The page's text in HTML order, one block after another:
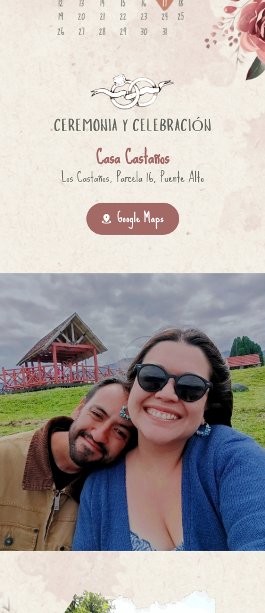
CEREMONIA Y CELEBRACIÓN
Casa Castaños
Los Castaños, Parcela 16, Puente Alto
Google Maps